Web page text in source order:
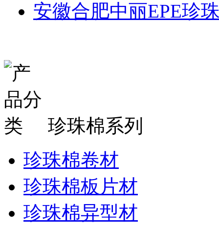
安徽合肥中丽EPE珍
珍珠棉系列
珍珠棉卷材
珍珠棉板片材
珍珠棉异型材